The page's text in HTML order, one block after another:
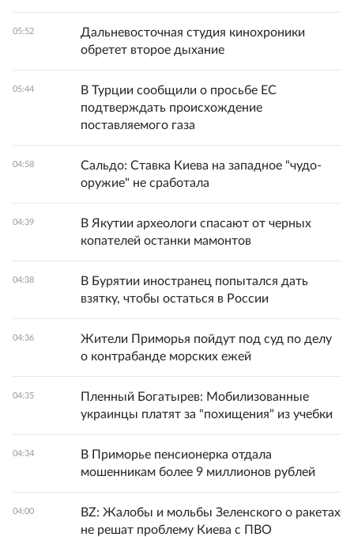
05:52
Дальневосточная студия кинохроники
обретет второе дыхание
05:44
В Турции сообщили о просьбе ЕС
подтверждать происхождение
поставляемого газа
04:58
Сальдо: Ставка Киева на западное "чудо-
оружие" не сработала
04:39
В Якутии археологи спасают от черных
копателей останки мамонтов
04:38
В Бурятии иностранец попытался дать
взятку, чтобы остаться в России
04:36
Жители Приморья пойдут под суд по делу
о контрабанде морских ежей
04:35
Пленный Богатырев: Мобилизованные
украинцы платят за "похищения" из учебки
04:34
В Приморье пенсионерка отдала
мошенникам более 9 миллионов рублей
04:00
BZ: Жалобы и мольбы Зеленского о ракетах
не решат проблему Киева с ПВО